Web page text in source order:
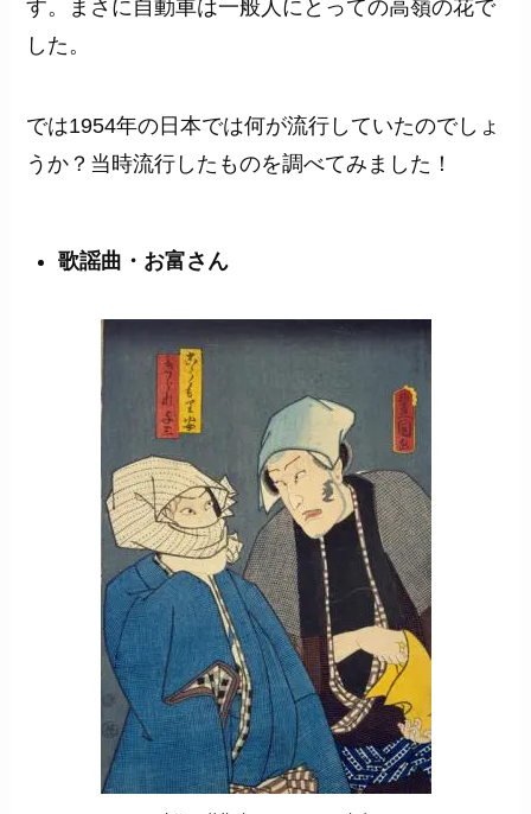
す。まさに自動車は一般人にとっての高嶺の花で
した。
では1954年の日本では何が流行していたのでしょ
うか？当時流行したものを調べてみました！
歌謡曲・お富さん